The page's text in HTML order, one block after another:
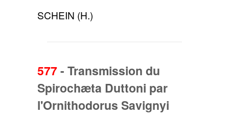
SCHEIN (H.)
577-Transmission du
Spirochæta Duttoni par
l'Ornithodorus Savignyi